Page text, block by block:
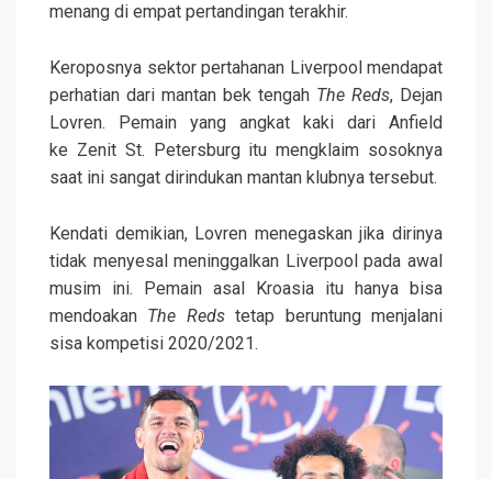
menang di empat pertandingan terakhir.
Keroposnya sektor pertahanan Liverpool mendapat
perhatian dari mantan bek tengah The Reds, Dejan
Lovren. Pemain yang angkat kaki dari Anfield
ke Zenit St. Petersburg itu mengklaim sosoknya
saat ini sangat dirindukan mantan klubnya tersebut.
Kendati demikian, Lovren menegaskan jika dirinya
tidak menyesal meninggalkan Liverpool pada awal
musim ini. Pemain asal Kroasia itu hanya bisa
mendoakan The Redstetap beruntung menjalani
sisa kompetisi 2020/2021.